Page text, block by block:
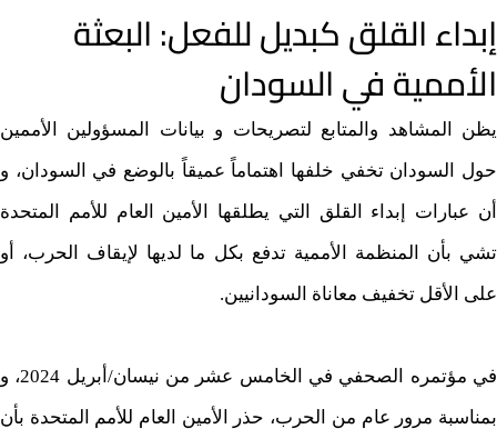
إبداء القلق كبديل للفعل: البعثة
الأممية في السودان
يظن المشاهد والمتابع لتصريحات و بيانات المسؤولين الأممين
حول السودان تخفي خلفها اهتماماً عميقاً بالوضع في السودان، و
أن عبارات إبداء القلق التي يطلقها الأمين العام للأمم المتحدة
تشي بأن المنظمة الأممية تدفع بكل ما لديها لإيقاف الحرب، أو
على الأقل تخفيف معاناة السودانيين.
في مؤتمره الصحفي في الخامس عشر من نيسان/أبريل 2024، و
بمناسبة مرور عام من الحرب، حذر الأمين العام للأمم المتحدة بأن